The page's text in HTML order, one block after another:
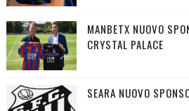
MANBETX NUOVO
CRYSTAL PALACE
SEARA NUOVO